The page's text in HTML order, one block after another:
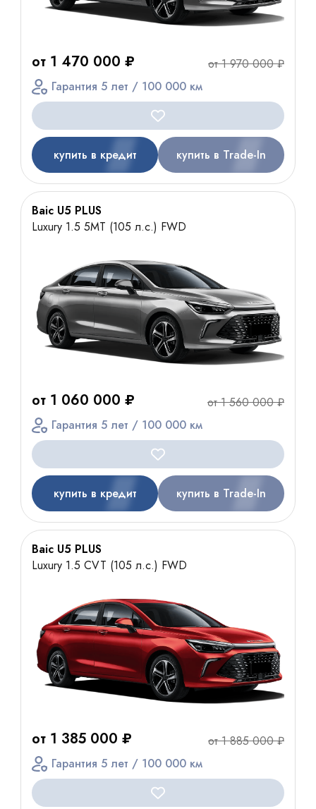
от 1 470 000 ₽
от 1 970 000 ₽
Гарантия 5 лет / 100 000 км
купить в кредит купить в Trade-In
Baic U5 PLUS
Luxury 1.5 5MT (105 л.с.) FWD
от 1 060 000 ₽
от 1 560 000 ₽
Гарантия 5 лет / 100 000 км
купить в кредит купить в Trade-In
Baic U5 PLUS
Luxury 1.5 CVT (105 л.с.) FWD
от 1 385 000 ₽
от 1 885 000 ₽
Гарантия 5 лет / 100 000 км